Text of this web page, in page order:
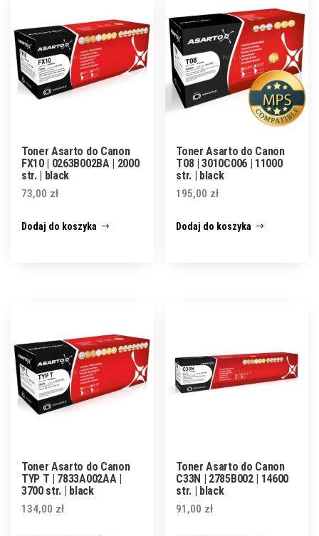
Toner Asarto do Canon
FX10 | 0263B002BA | 2000
str. | black
73,00 zł
Dodaj do koszyka
Toner Asarto do Canon
T08 | 3010C006 | 11000
str. | black
195,00 zł
Dodaj do koszyka
Toner Asarto do Canon
TYP T | 7833A002AA |
3700 str. | black
134,00 zł
Toner Asarto do Canon
C33N | 2785B002 | 14600
str. | black
91,00 zł